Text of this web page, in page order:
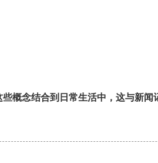
概念结合到日常生活中，这与新闻